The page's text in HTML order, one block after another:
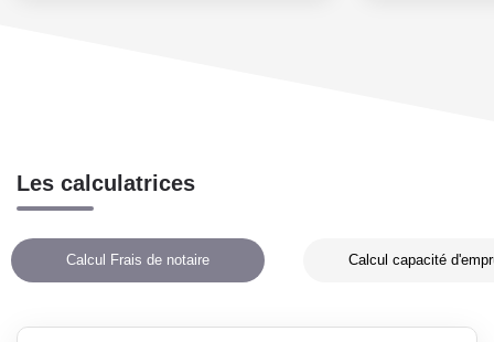
Les calculatrices
Calcul Frais de notaire Calcul capacité